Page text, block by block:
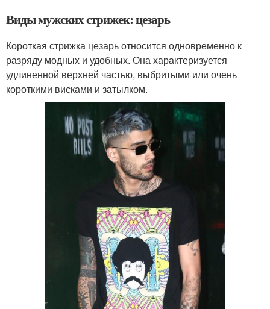
Виды мужских стрижек: цезарь
Короткая стрижка цезарь относится одновременно к
разряду модных и удобных. Она характеризуется
удлиненной верхней частью, выбритыми или очень
короткими висками и затылком.